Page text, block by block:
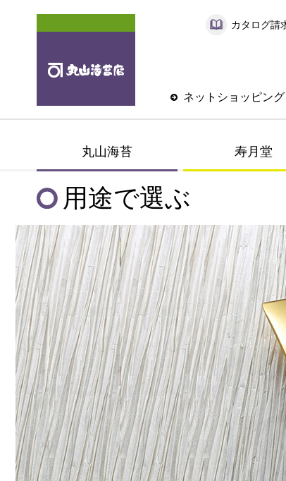
カタログ請
ネットショッピング
丸山海苔 寿月堂
用途で選ぶ